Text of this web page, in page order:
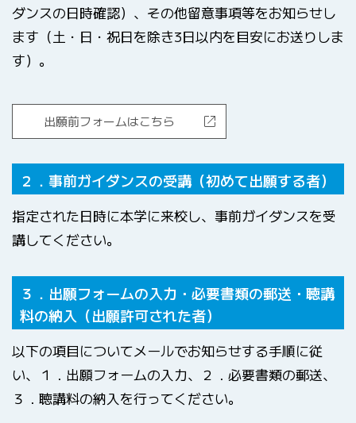
ダンスの日時確認）、その他留意事項等をお知らせし
ます（土・日・祝日を除き3日以内を目安にお送りしま
す）。
出願前フォームはこちら
２．事前ガイダンスの受講（初めて出願する者）
指定された日時に本学に来校し、事前ガイダンスを受
講してください。
３．出願フォームの入力・必要書類の郵送・聴講
料の納入（出願許可された者）
以下の項目についてメールでお知らせする手順に従
い、１．出願フォームの入力、２．必要書類の郵送、
３．聴講料の納入を行ってください。